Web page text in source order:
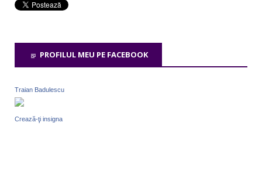
PROFILUL MEU PE FACEBOOK
Traian Badulescu
Crează-ţi insigna